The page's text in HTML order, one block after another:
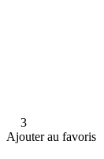
3
Ajouter au favoris